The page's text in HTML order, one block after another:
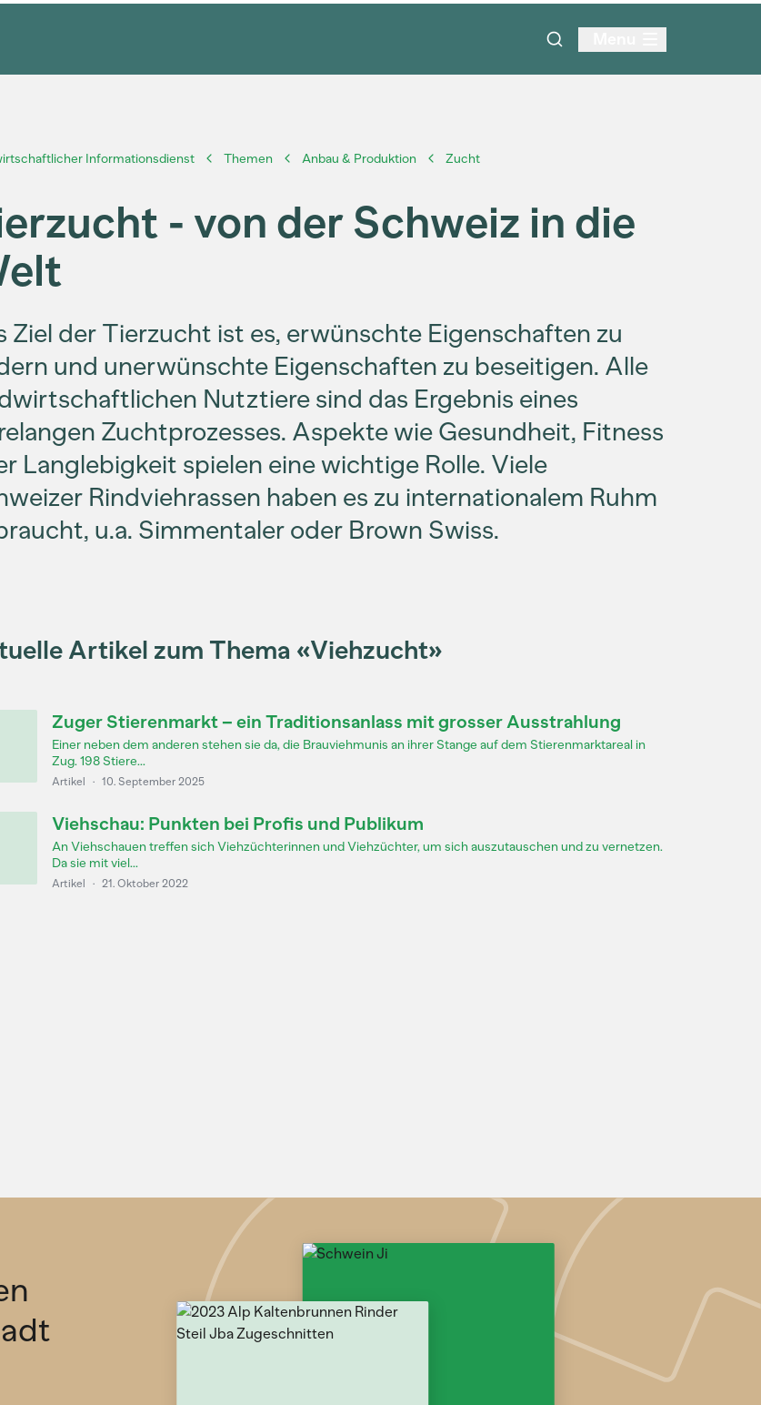
Informationsdienst Themen Anbau & Produktion Zucht
- von der Schweiz in die
Ziel der Tierzucht ist es, erwünschte Eigenschaften zu
und unerwünschte Eigenschaften zu beseitigen. Alle
Nutztiere sind das Ergebnis eines
Zuchtprozesses. Aspekte wie Gesundheit, Fitness
Langlebigkeit spielen eine wichtige Rolle. Viele
Rindviehrassen haben es zu internationalem Ruhm
u.a. Simmentaler oder Brown Swiss.
Artikel zum Thema «Viehzucht»
Zuger Stierenmarkt – ein Traditionsanlass mit grosser Ausstrahlung
Einer neben dem anderen stehen sie da, die Brauviehmunis an ihrer Stange auf dem Stierenmarktareal in
Zug. 198 Stiere...
Artikel · 10. September 2025
Viehschau: Punkten bei Profis und Publikum
An Viehschauen treffen sich Viehzüchterinnen und Viehzüchter, um sich auszutauschen und zu vernetzen.
Da sie mit viel...
Artikel · 21. Oktober 2022